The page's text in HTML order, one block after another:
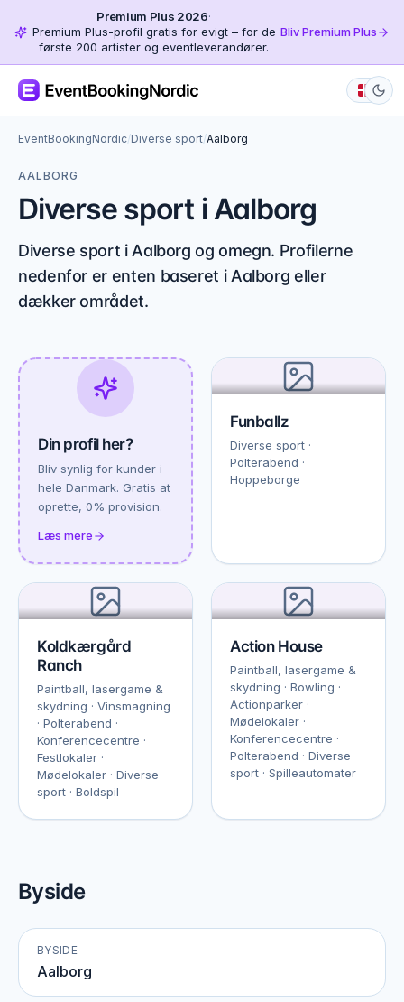
Premium Plus 2026·
Premium Plus-profil gratis for evigt – for de
første 200 artister og eventleverandører.
Bliv Premium Plus
EventBookingNordic/Diverse sport/Aalborg
AALBORG
Diverse sport i Aalborg
Diverse sport i Aalborg og omegn. Profilerne
nedenfor er enten baseret i Aalborg eller
dækker området.
Din profil her?
Bliv synlig for kunder i
hele Danmark. Gratis at
oprette, 0% provision.
Læs mere
Funballz
Diverse sport ·
Polterabend ·
Hoppeborge
Koldkærgård
Ranch
Paintball, lasergame &
skydning · Vinsmagning
· Polterabend ·
Konferencecentre ·
Festlokaler ·
Mødelokaler · Diverse
sport · Boldspil
Action House
Paintball, lasergame &
skydning · Bowling ·
Actionparker ·
Mødelokaler ·
Konferencecentre ·
Polterabend · Diverse
sport · Spilleautomater
Byside
BYSIDE
Aalborg